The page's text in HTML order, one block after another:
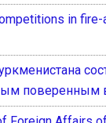
in
поверенным